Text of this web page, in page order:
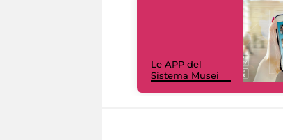
Le APP del
Sistema Musei